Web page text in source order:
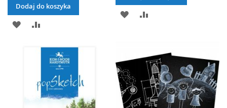
Dodaj do koszyka
DODAJ
DODAJ
ŻYCZEŃ